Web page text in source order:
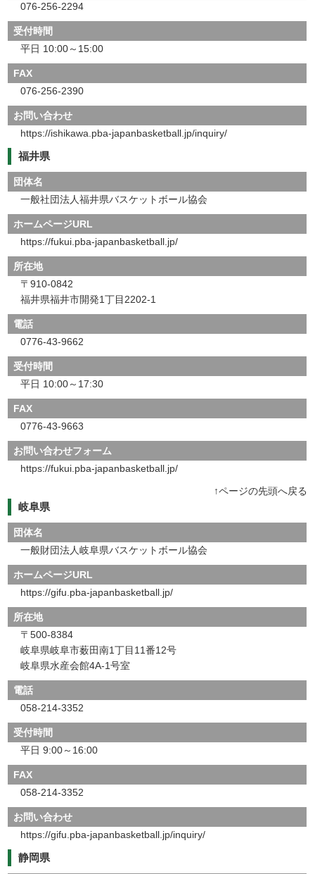
076-256-2294
受付時間
平日 10:00～15:00
FAX
076-256-2390
お問い合わせ
https://ishikawa.pba-japanbasketball.jp/inquiry/
福井県
団体名
一般社団法人福井県バスケットボール協会
ホームページURL
https://fukui.pba-japanbasketball.jp/
所在地
〒910-0842
福井県福井市開発1丁目2202-1
電話
0776-43-9662
受付時間
平日 10:00～17:30
FAX
0776-43-9663
お問い合わせフォーム
https://fukui.pba-japanbasketball.jp/
↑ページの先頭へ戻る
岐阜県
団体名
一般財団法人岐阜県バスケットボール協会
ホームページURL
https://gifu.pba-japanbasketball.jp/
所在地
〒500-8384
岐阜県岐阜市薮田南1丁目11番12号
岐阜県水産会館4A-1号室
電話
058-214-3352
受付時間
平日 9:00～16:00
FAX
058-214-3352
お問い合わせ
https://gifu.pba-japanbasketball.jp/inquiry/
静岡県